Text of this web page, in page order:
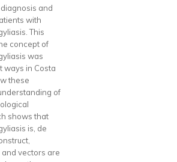
and
with
This
concept of
was
ways in Costa
these
of
shows that
is, de
vectors are